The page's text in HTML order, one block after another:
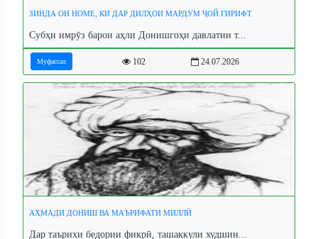
ЗИНДА ОН НОМЕ, КИ ДАР ДИЛҲОИ МАРДУМ ҶОЙ ГИРИФТ
Субҳи имрӯз барои аҳли Донишгоҳи давлатии т...
Муфассал 102 24.07.2026
АҲМАДИ ДОНИШ ВА МАЪРИФАТИ МИЛЛӢ
Дар таърихи бедории фикрӣ, ташаккули худшин...